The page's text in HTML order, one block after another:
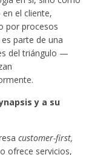
el cliente,
por procesos
parte de una
del triángulo —
y a su
customer-first,
ofrece servicios,